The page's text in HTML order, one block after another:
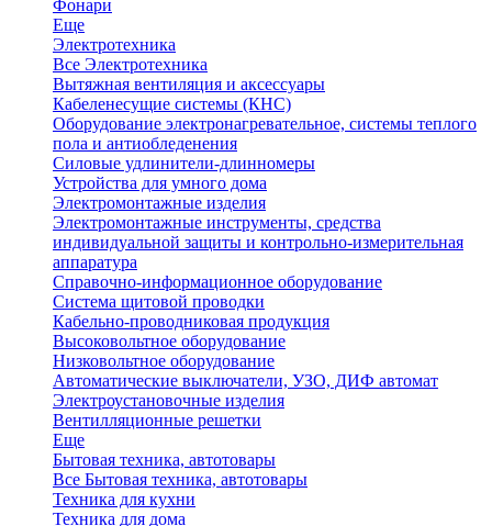
Фонари
Еще
Электротехника
Все Электротехника
Вытяжная вентиляция и аксессуары
Кабеленесущие системы (КНС)
Оборудование электронагревательное, системы теплого
пола и антиобледенения
Силовые удлинители-длинномеры
Устройства для умного дома
Электромонтажные изделия
Электромонтажные инструменты, средства
индивидуальной защиты и контрольно-измерительная
аппаратура
Справочно-информационное оборудование
Система щитовой проводки
Кабельно-проводниковая продукция
Высоковольтное оборудование
Низковольтное оборудование
Автоматические выключатели, УЗО, ДИФ автомат
Электроустановочные изделия
Вентилляционные решетки
Еще
Бытовая техника, автотовары
Все Бытовая техника, автотовары
Техника для кухни
Техника для дома